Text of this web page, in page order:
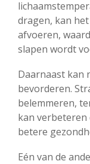
dragen, kan
afvoeren,
slapen wordt
Daarnaast kan
bevorderen.
belemmeren,
kan verbeteren
betere
Eén van de